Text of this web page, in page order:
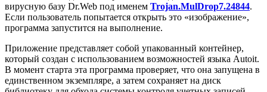
вирусную базу Dr.Web под именем Trojan.MulDrop7.24844.
Если пользователь попытается открыть это «изображение»,
программа запустится на выполнение.
Приложение представляет собой упакованный контейнер,
который создан с использованием возможностей языка Autoit.
В момент старта эта программа проверяет, что она запущена в
единственном экземпляре, а затем сохраняет на диск